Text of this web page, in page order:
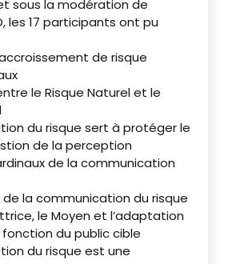
et sous la modération de
les 17 participants ont pu
de risque
le Risque Naturel et le
du risque sert à protéger le
de la perception
de la communication
de la communication du risque
le Moyen et l’adaptation
du public cible
du risque est une